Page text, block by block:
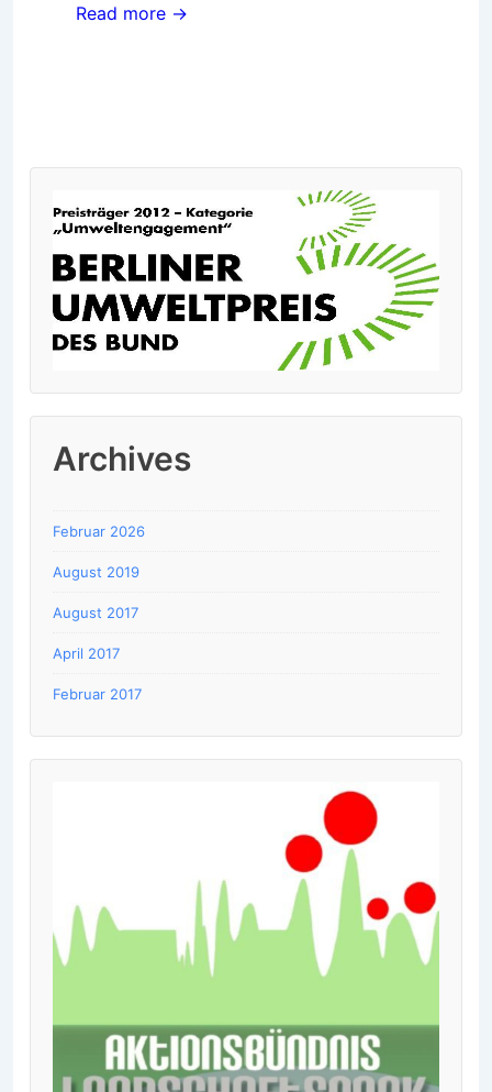
Umweltschutz
Read more →
Archives
Februar 2026
August 2019
August 2017
April 2017
Februar 2017